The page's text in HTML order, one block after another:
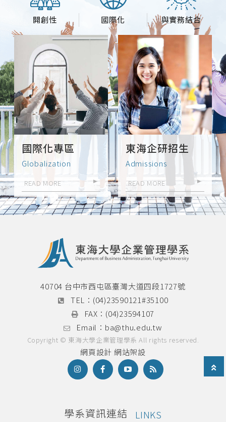
開創性 國際化 與實務結合
國際化專區
Globalization
READ MORE
東海企研招生
Admissions
READ MORE
40704 台中市西屯區臺灣大道四段1727號
TEL： (04)23590121#35100
FAX： (04)23594107
Email： ba@thu.edu.tw
Copyright © 東海大學企業管理學系 All rights reserved.
網頁設計 網站架設
學系資訊連結 LINKS